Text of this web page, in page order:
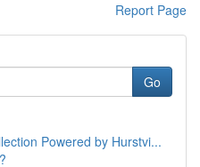
Report Page
Go
Powered by Hurstvi...